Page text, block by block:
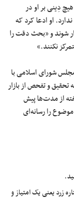
دِینی بر او در
او ادعا کرد که
شوند و «بحث دقت را
نکنند.»
شورای اسلامی با
تحقیق و تفحص از بازار
از مدت‌ها پیش
را رسانه‌ای
زرد یعنی یک امتیاز و